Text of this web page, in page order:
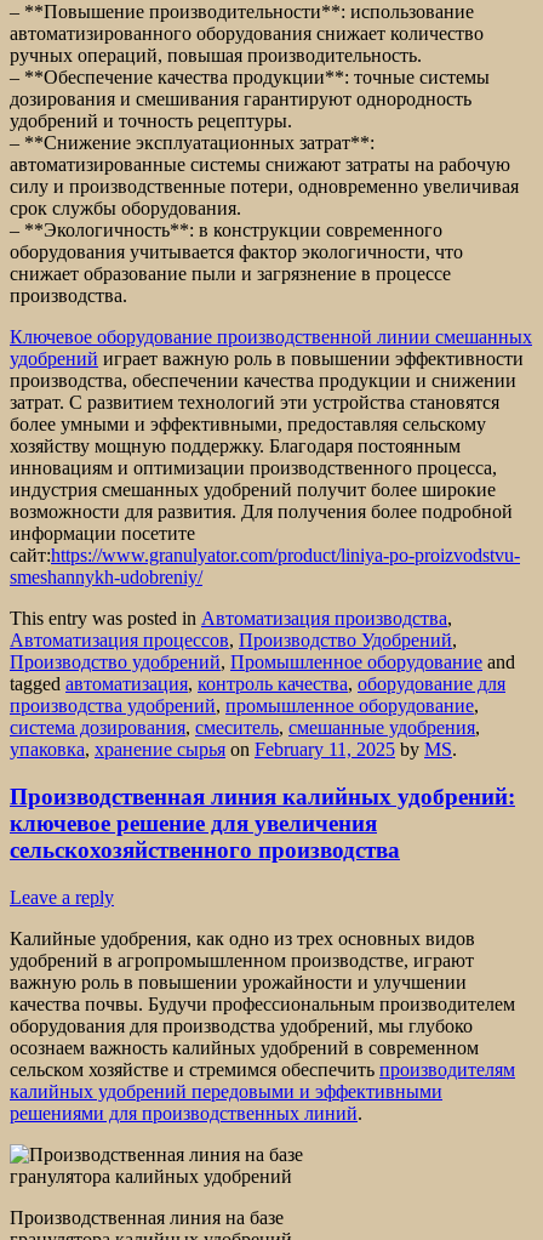
– **Повышение производительности**: использование
автоматизированного оборудования снижает количество
ручных операций, повышая производительность.
– **Обеспечение качества продукции**: точные системы
дозирования и смешивания гарантируют однородность
удобрений и точность рецептуры.
– **Снижение эксплуатационных затрат**:
автоматизированные системы снижают затраты на рабочую
силу и производственные потери, одновременно увеличивая
срок службы оборудования.
– **Экологичность**: в конструкции современного
оборудования учитывается фактор экологичности, что
снижает образование пыли и загрязнение в процессе
производства.
Ключевое оборудование производственной линии смешанных
удобрений играет важную роль в повышении эффективности
производства, обеспечении качества продукции и снижении
затрат. С развитием технологий эти устройства становятся
более умными и эффективными, предоставляя сельскому
хозяйству мощную поддержку. Благодаря постоянным
инновациям и оптимизации производственного процесса,
индустрия смешанных удобрений получит более широкие
возможности для развития. Для получения более подробной
информации посетите
сайт:https://www.granulyator.com/product/liniya-po-proizvodstvu-
smeshannykh-udobreniy/
This entry was posted in Автоматизация производства,
Автоматизация процессов, Производство Удобрений,
Производство удобрений, Промышленное оборудование and
tagged автоматизация, контроль качества, оборудование для
производства удобрений, промышленное оборудование,
система дозирования, смеситель, смешанные удобрения,
упаковка, хранение сырья on February 11, 2025 by MS.
Производственная линия калийных удобрений:
ключевое решение для увеличения
сельскохозяйственного производства
Leave a reply
Калийные удобрения, как одно из трех основных видов
удобрений в агропромышленном производстве, играют
важную роль в повышении урожайности и улучшении
качества почвы. Будучи профессиональным производителем
оборудования для производства удобрений, мы глубоко
осознаем важность калийных удобрений в современном
сельском хозяйстве и стремимся обеспечить производителям
калийных удобрений передовыми и эффективными
решениями для производственных линий.
Производственная линия на базе